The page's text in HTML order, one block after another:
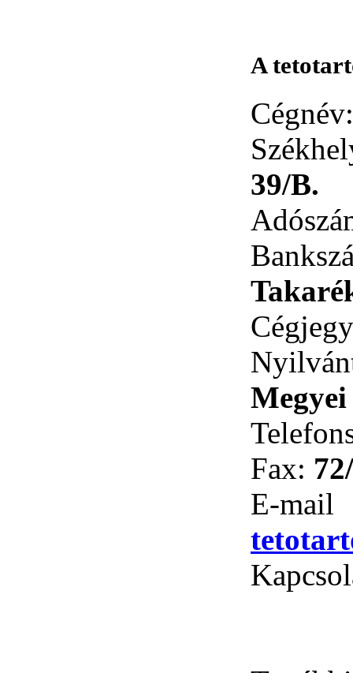
A
39/B.
Fax: